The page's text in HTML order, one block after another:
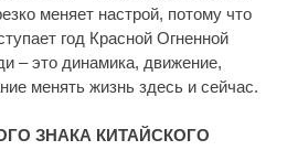
меняет настрой, потому что
год Красной Огненной
– это динамика, движение,
менять жизнь здесь и сейчас.
ЗНАКА КИТАЙСКОГО